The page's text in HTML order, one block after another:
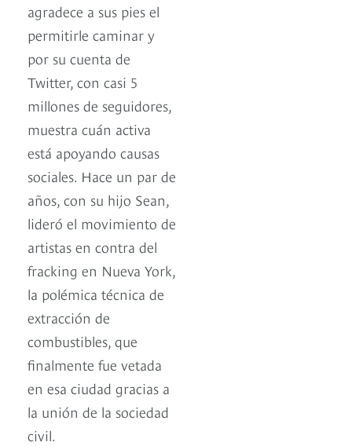
agradece a sus pies el
permitirle caminar y
por su cuenta de
Twitter, con casi 5
millones de seguidores,
muestra cuán activa
está apoyando causas
sociales. Hace un par de
años, con su hijo Sean,
lideró el movimiento de
artistas en contra del
fracking en Nueva York,
la polémica técnica de
extracción de
combustibles, que
finalmente fue vetada
en esa ciudad gracias a
la unión de la sociedad
civil.